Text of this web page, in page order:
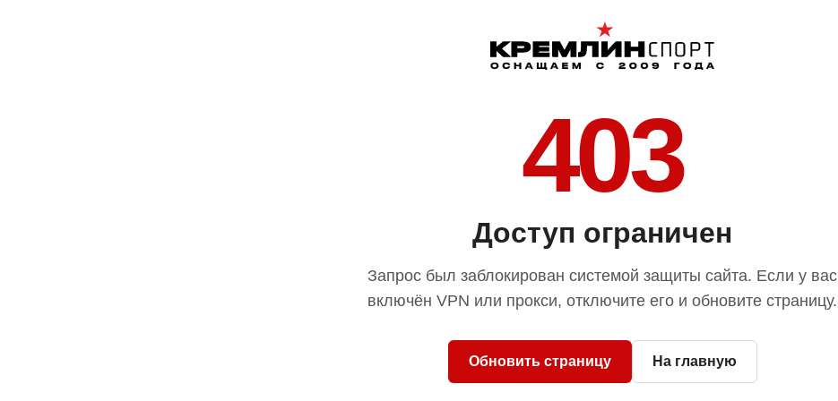
403
Доступ ограничен
Запрос был заблокирован системой защиты сайта. Если у вас
включён VPN или прокси, отключите его и обновите страницу.
Обновить страницу На главную